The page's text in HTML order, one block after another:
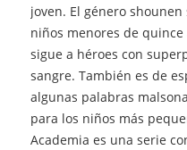
joven. El género
niños menores de
sigue a héroes con
sangre. También es de
algunas palabras
para los niños más
Academia es una serie